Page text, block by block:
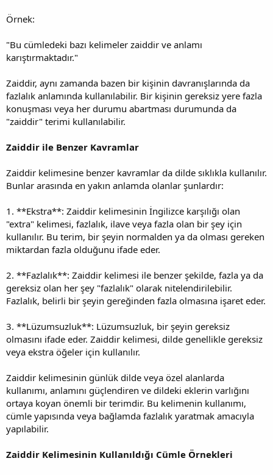
Örnek:
"Bu cümledeki bazı kelimeler zaiddir ve anlamı
karıştırmaktadır."
Zaiddir, aynı zamanda bazen bir kişinin davranışlarında da
fazlalık anlamında kullanılabilir. Bir kişinin gereksiz yere fazla
konuşması veya her durumu abartması durumunda da
"zaiddir" terimi kullanılabilir.
Zaiddir ile Benzer Kavramlar
Zaiddir kelimesine benzer kavramlar da dilde sıklıkla kullanılır.
Bunlar arasında en yakın anlamda olanlar şunlardır:
1. **Ekstra**: Zaiddir kelimesinin İngilizce karşılığı olan
"extra" kelimesi, fazlalık, ilave veya fazla olan bir şey için
kullanılır. Bu terim, bir şeyin normalden ya da olması gereken
miktardan fazla olduğunu ifade eder.
2. **Fazlalık**: Zaiddir kelimesi ile benzer şekilde, fazla ya da
gereksiz olan her şey "fazlalık" olarak nitelendirilebilir.
Fazlalık, belirli bir şeyin gereğinden fazla olmasına işaret eder.
3. **Lüzumsuzluk**: Lüzumsuzluk, bir şeyin gereksiz
olmasını ifade eder. Zaiddir kelimesi, dilde genellikle gereksiz
veya ekstra öğeler için kullanılır.
Zaiddir kelimesinin günlük dilde veya özel alanlarda
kullanımı, anlamını güçlendiren ve dildeki eklerin varlığını
ortaya koyan önemli bir terimdir. Bu kelimenin kullanımı,
cümle yapısında veya bağlamda fazlalık yaratmak amacıyla
yapılabilir.
Zaiddir Kelimesinin Kullanıldığı Cümle Örnekleri